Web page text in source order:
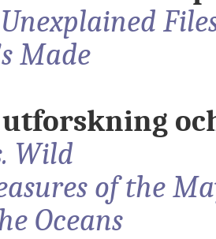
Made
Wild
of the
Oceans